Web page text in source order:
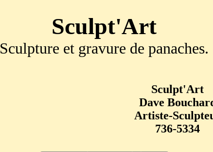
Sculpt'Art
Sculpture et gravure de panaches.
Sculpt'Art
Dave
Artiste-
736-5334